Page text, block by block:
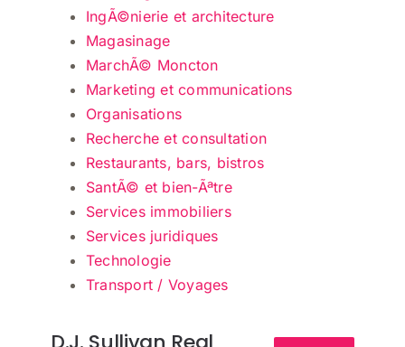
IngÃ©nierie et architecture
Magasinage
MarchÃ© Moncton
Marketing et communications
Organisations
Recherche et consultation
Restaurants, bars, bistros
SantÃ© et bien-Ãªtre
Services immobiliers
Services juridiques
Technologie
Transport / Voyages